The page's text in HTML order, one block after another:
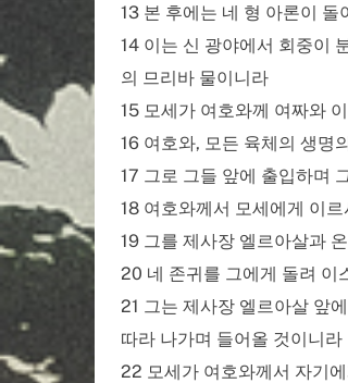
13 본 후에는 네 형 아론이
14 이는 신 광야에서 회중이
의 므리바 물이니라
15 모세가 여호와께 여짜와
16 여호와, 모든 육체의 생명
17 그로 그들 앞에 출입하며
18 여호와께서 모세에게 이
19 그를 제사장 엘르아살과
20 네 존귀를 그에게 돌려 이
21 그는 제사장 엘르아살 앞
따라 나가며 들어올 것이니라
22 모세가 여호와께서 자기